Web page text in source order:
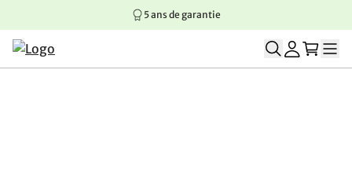
Aller au contenu principal
Aller à la navigation principale
Aller au pied de page
5 ans de garantie